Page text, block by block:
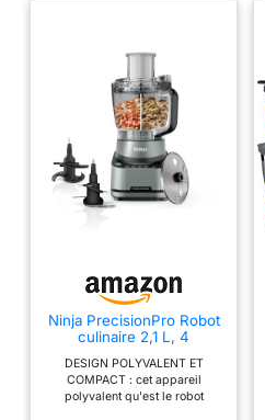
Ninja PrecisionPro Robot
culinaire 2,1 L, 4
BZ651EU
DESIGN POLYVALENT ET
COMPACT : cet appareil
polyvalent qu'est le robot